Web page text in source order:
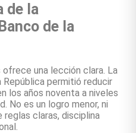
de la
de la
una lección clara. La
permitió reducir
los años noventa a niveles
No es un logro menor, ni
claras, disciplina